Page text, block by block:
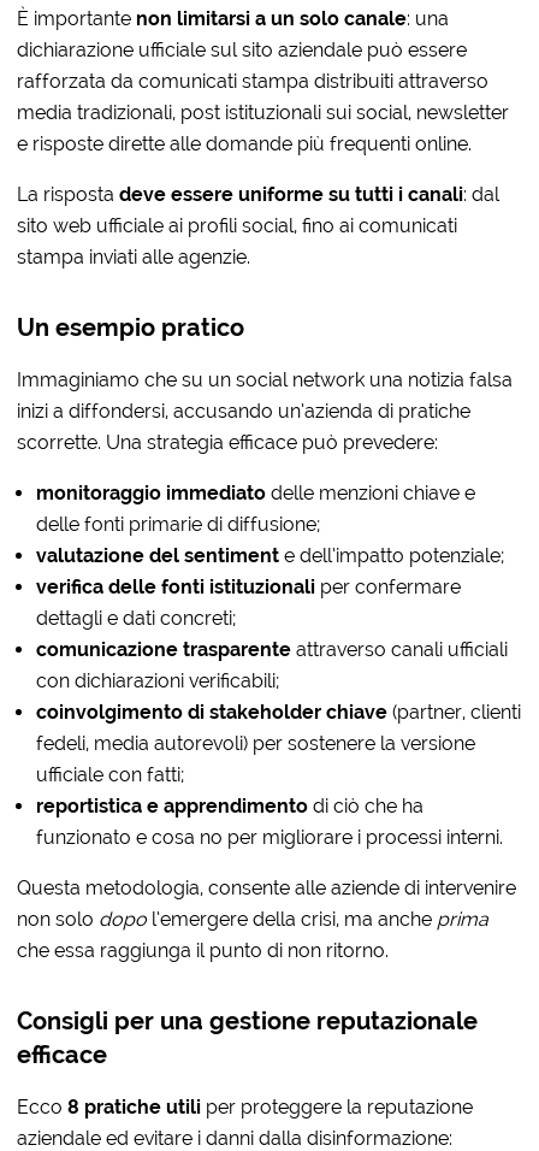
È importante non limitarsi a un solo canale: una
dichiarazione ufficiale sul sito aziendale può essere
rafforzata da comunicati stampa distribuiti attraverso
media tradizionali, post istituzionali sui social, newsletter
e risposte dirette alle domande più frequenti online.
La rispostadeve essere uniforme su tutti i canali: dal
sito web ufficiale ai profili social, fino ai comunicati
stampa inviati alle agenzie.
Un esempio pratico
Immaginiamo che su un social network una notizia falsa
inizi a diffondersi, accusando un’azienda di pratiche
scorrette. Una strategia efficace può prevedere:
monitoraggio immediato delle menzioni chiave e
delle fonti primarie di diffusione;
valutazione del sentiment e dell’impatto potenziale;
verifica delle fonti istituzionali per confermare
dettagli e dati concreti;
comunicazione trasparente attraverso canali ufficiali
con dichiarazioni verificabili;
coinvolgimento di stakeholder chiave (partner, clienti
fedeli, media autorevoli) per sostenere la versione
ufficiale con fatti;
reportistica e apprendimento di ciò che ha
funzionato e cosa no per migliorare i processi interni.
Questa metodologia, consente alle aziende di intervenire
non solo dopo l’emergere della crisi, ma anche prima
che essa raggiunga il punto di non ritorno.
Consigli per una gestione reputazionale
efficace
Ecco8 pratiche utili per proteggere la reputazione
aziendale ed evitare i danni dalla disinformazione: